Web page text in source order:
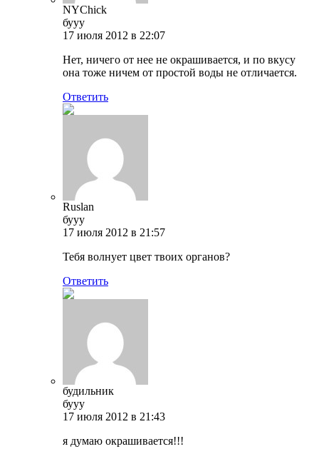
NYChick
бууу
17 июля 2012 в 22:07
Нет, ничего от нее не окрашивается, и по вкусу
она тоже ничем от простой воды не отличается.
Ответить
Ruslan
бууу
17 июля 2012 в 21:57
Тебя волнует цвет твоих органов?
Ответить
будильник
бууу
17 июля 2012 в 21:43
я думаю окрашивается!!!